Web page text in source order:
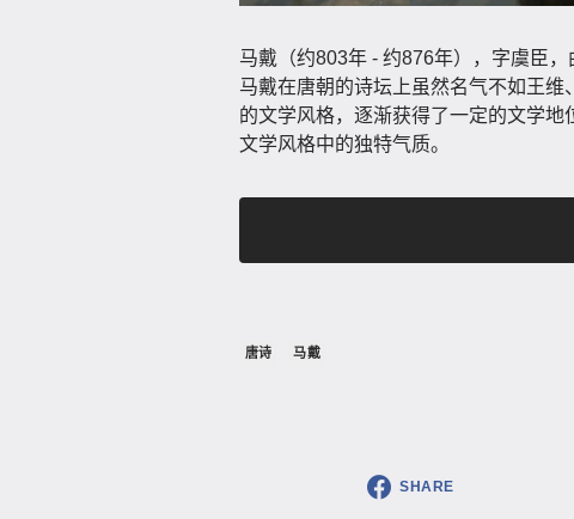
马戴（约803年 - 约876年），字虞臣
马戴在唐朝的诗坛上虽然名气不如王
的文学风格，逐渐获得了一定的文学
文学风格中的独特气质。
唐诗 马戴
SHARE